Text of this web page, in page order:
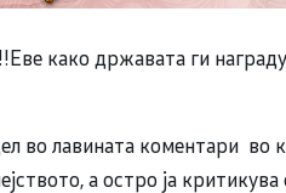
како државата ги
во лавината коментари во
а остро ја